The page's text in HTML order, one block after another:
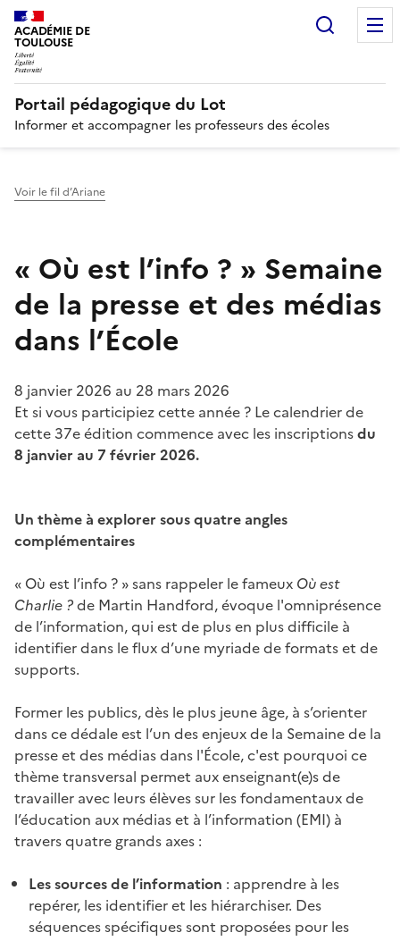
ACADÉMIE DE
TOULOUSE
Portail pédagogique du Lot
Informer et accompagner les professeurs des écoles
Voir le fil d’Ariane
« Où est l’info ? » Semaine
de la presse et des médias
dans l’École
8 janvier 2026 au 28 mars 2026
Et si vous participiez cette année ? Le calendrier de
cette 37e édition commence avec les inscriptionsdu
8 janvier au 7 février 2026.
Un thème à explorer sous quatre angles
complémentaires
« Où est l’info ? » sans rappeler le fameux Où est
Charlie ?de Martin Handford, évoque l'omniprésence
de l’information, qui est de plus en plus difficile à
identifier dans le flux d’une myriade de formats et de
supports.
Former les publics, dès le plus jeune âge, à s’orienter
dans ce dédale est l’un des enjeux de la Semaine de la
presse et des médias dans l'École, c'est pourquoi ce
thème transversal permet aux enseignant(e)s de
travailler avec leurs élèves sur les fondamentaux de
l’éducation aux médias et à l’information (EMI) à
travers quatre grands axes :
Les sources de l’information : apprendre à les
repérer, les identifier et les hiérarchiser. Des
séquences spécifiques sont proposées pour les